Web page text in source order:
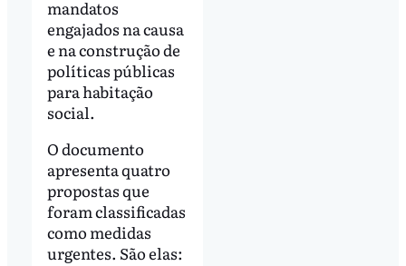
mandatos
engajados na causa
e na construção de
políticas públicas
para habitação
social.
O documento
apresenta quatro
propostas que
foram classificadas
como medidas
urgentes. São elas: